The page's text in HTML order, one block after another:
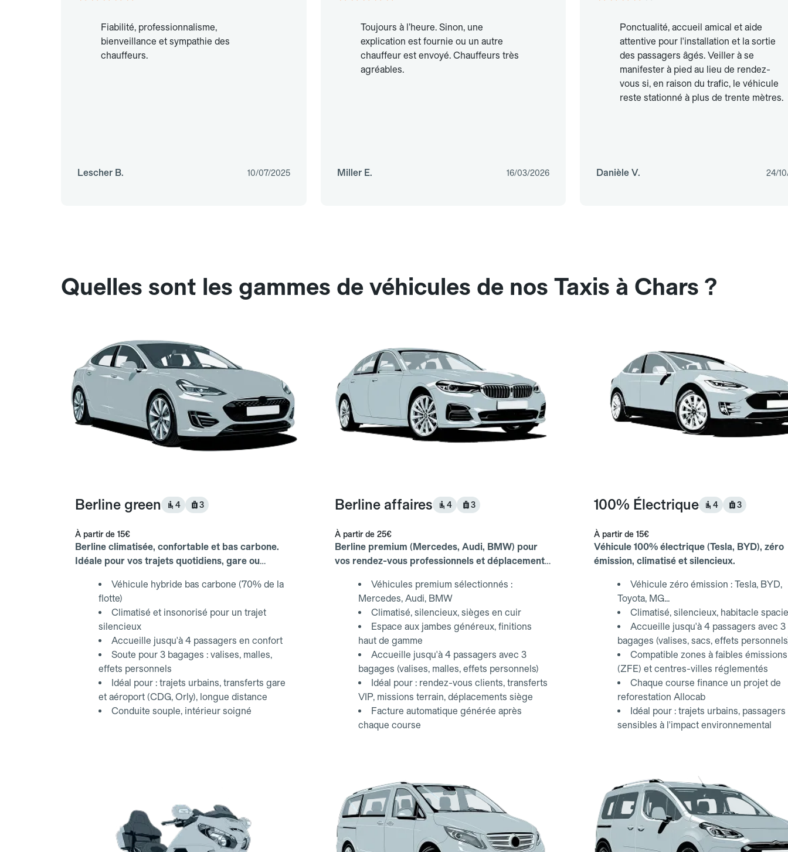
Fiabilité, professionnalisme,
bienveillance et sympathie des
chauffeurs.
Lescher B. 10/07/2025
Toujours à l’heure. Sinon, une
explication est fournie ou un autre
chauffeur est envoyé. Chauffeurs très
agréables.
Miller E. 16/03/2026
Ponctualité, accueil amical et aide
attentive pour l'installation et la sortie
des passagers âgés. Veiller à se
manifester à pied au lieu de rendez-
vous si, en raison du trafic, le véhicule
reste stationné à plus de trente mètres.
Danièle V. 24/
Quelles sont les gammes de véhicules de nos Taxis à Chars ?
Berline green 4 3
À partir de 15€
Berline climatisée, confortable et bas carbone.
Idéale pour vos trajets quotidiens, gare ou
Véhicule hybride bas carbone (70% de la
flotte)
Climatisé et insonorisé pour un trajet
silencieux
Accueille jusqu'à 4 passagers en confort
Soute pour 3 bagages : valises, malles,
effets personnels
Idéal pour : trajets urbains, transferts gare
et aéroport (CDG, Orly), longue distance
Conduite souple, intérieur soigné
Berline affaires 4 3
À partir de 25€
Berline premium (Mercedes, Audi, BMW) pour
vos rendez-vous professionnels et déplacements
Véhicules premium sélectionnés :
Mercedes, Audi, BMW
Climatisé, silencieux, sièges en cuir
Espace aux jambes généreux, finitions
haut de gamme
Accueille jusqu'à 4 passagers avec 3
bagages (valises, malles, effets personnels)
Idéal pour : rendez-vous clients, transferts
VIP, missions terrain, déplacements siège
Facture automatique générée après
chaque course
100% Électrique 4 3
À partir de 15€
Véhicule 100% électrique (Tesla, BYD), zéro
émission, climatisé et silencieux.
Véhicule zéro émission : Tesla, BYD,
Toyota, MG...
Climatisé, silencieux, habitacle
Accueille jusqu'à 4 passagers avec 3
bagages (valises, sacs, effets
Compatible zones à faibles émissions
(ZFE) et centres-villes réglementés
Chaque course finance un projet de
reforestation Allocab
Idéal pour : trajets urbains, passagers
sensibles à l'impact environnemental